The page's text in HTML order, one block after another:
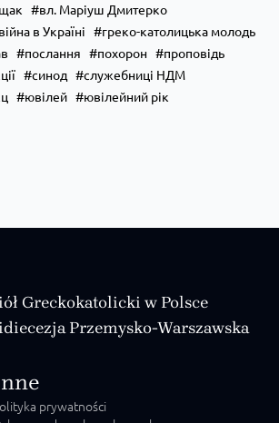
вл. Маріуш Дмитерко
війна в Україні
греко-католицька молодь
послання похорон
проповідь
синод
служебниці НДМ
ювілей ювілейний рік
Greckokatolicki w Polsce
Przemysko-Warszawska
prywatności